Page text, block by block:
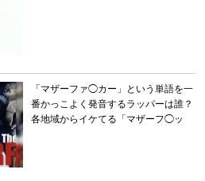
「マザーファ◯カー」という単語を一
番かっこよく発音するラッパーは誰？
各地域からイケてる「マザーフ◯ッ